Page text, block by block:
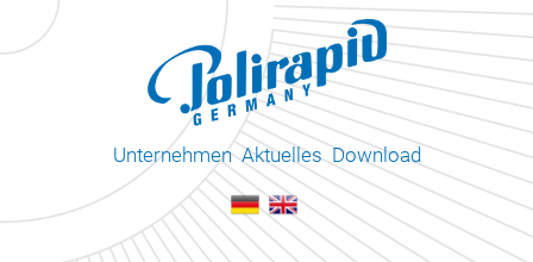
Unternehmen Aktuelles Download